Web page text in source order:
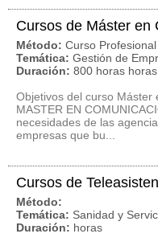
Cursos de Máster en
Método: Curso
Temática: Gestión de
Duración: 800 horas horas
Objetivos del curso Máster
MASTER EN
necesidades de las
empresas que bu...
Cursos de
Método:
Temática: Sanidad y
Duración: horas